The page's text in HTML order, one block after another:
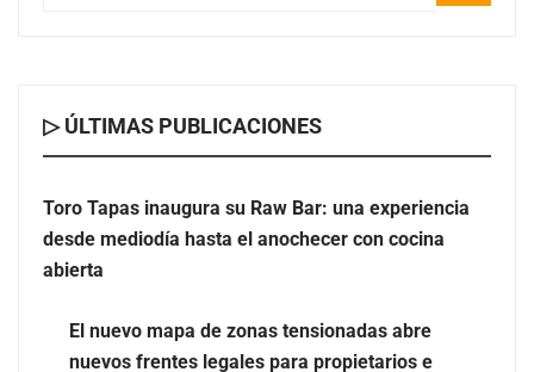
El nuevo mapa de zonas tensionadas abre nuevos
frentes legales para propietarios e inquilinos en
▷ ÚLTIMAS PUBLICACIONES
Toro Tapas inaugura su Raw Bar: una experiencia
desde mediodía hasta el anochecer con cocina
abierta
El nuevo mapa de zonas tensionadas abre
nuevos frentes legales para propietarios e